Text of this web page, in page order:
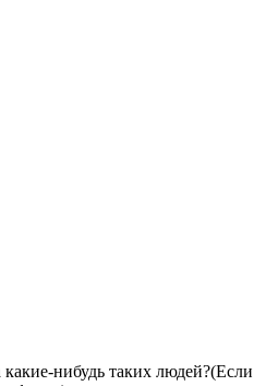
какие-нибудь таких людей?(Если